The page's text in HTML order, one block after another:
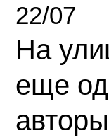
22/07
На
еще